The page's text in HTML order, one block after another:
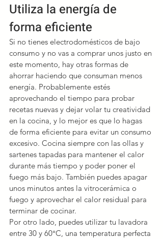
Utiliza la energía de
forma eficiente
Si no tienes electrodomésticos de bajo
consumo y no vas a comprar unos justo en
este momento, hay otras formas de
ahorrar haciendo que consuman menos
energía. Probablemente estés
aprovechando el tiempo para probar
recetas nuevas y dejar volar tu creatividad
en la cocina, y lo mejor es que lo hagas
de forma eficiente para evitar un consumo
excesivo. Cocina siempre con las ollas y
sartenes tapadas para mantener el calor
durante más tiempo y poder poner el
fuego más bajo. También puedes apagar
unos minutos antes la vitrocerámica o
fuego y aprovechar el calor residual para
terminar de cocinar.
Por otro lado, puedes utilizar tu lavadora
entre 30 y 60°C, una temperatura perfecta